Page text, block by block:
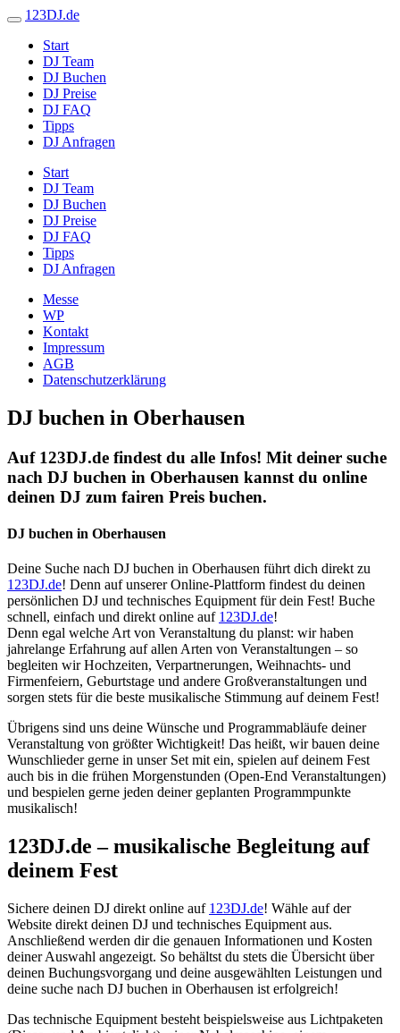
123DJ.de
Start
DJ Team
DJ Buchen
DJ Preise
DJ FAQ
Tipps
DJ Anfragen
Start
DJ Team
DJ Buchen
DJ Preise
DJ FAQ
Tipps
DJ Anfragen
Messe
WP
Kontakt
Impressum
AGB
Datenschutzerklärung
DJ buchen in Oberhausen
Auf 123DJ.de findest du alle Infos! Mit deiner suche
nach DJ buchen in Oberhausen kannst du online
deinen DJ zum fairen Preis buchen.
DJ buchen in Oberhausen
Deine Suche nach DJ buchen in Oberhausen führt dich direkt zu
123DJ.de! Denn auf unserer Online-Plattform findest du deinen
persönlichen DJ und technisches Equipment für dein Fest! Buche
schnell, einfach und direkt online auf 123DJ.de!
Denn egal welche Art von Veranstaltung du planst: wir haben
jahrelange Erfahrung auf allen Arten von Veranstaltungen – so
begleiten wir Hochzeiten, Verpartnerungen, Weihnachts- und
Firmenfeiern, Geburtstage und andere Großveranstaltungen und
sorgen stets für die beste musikalische Stimmung auf deinem Fest!
Übrigens sind uns deine Wünsche und Programmabläufe deiner
Veranstaltung von größter Wichtigkeit! Das heißt, wir bauen deine
Wunschlieder gerne in unser Set mit ein, spielen auf deinem Fest
auch bis in die frühen Morgenstunden (Open-End Veranstaltungen)
und bespielen gerne jeden deiner geplanten Programmpunkte
musikalisch!
123DJ.de – musikalische Begleitung auf
deinem Fest
Sichere deinen DJ direkt online auf 123DJ.de! Wähle auf der
Website direkt deinen DJ und technisches Equipment aus.
Anschließend werden dir die genauen Informationen und Kosten
deiner Auswahl angezeigt. So behältst du stets die Übersicht über
deinen Buchungsvorgang und deine ausgewählten Leistungen und
deine suche nach DJ buchen in Oberhausen ist erfolgreich!
Das technische Equipment besteht beispielsweise aus Lichtpaketen